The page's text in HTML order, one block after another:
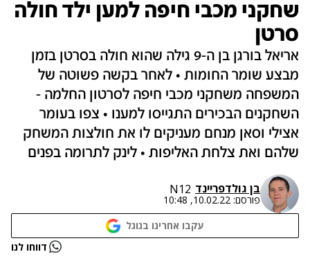
שחקני מכבי חיפה למען ילד חולה
סרטן
אריאל בורגן בן ה-9 גילה שהוא חולה בסרטן בזמן
מבצע שומר החומות • לאחר בקשה פשוטה של
המשפחה משחקני מכבי חיפה לסרטון החלמה -
השחקנים הבכירים התגייסו למענו • צפו בעומר
אצילי וסאן מנחם מעניקים לו את חולצות המשחק
שלהם ואת צלחת האליפות • לינק לתרומה בפנים
בן גולדפריינד N12
פורסם: 10.02.22, 10:48
עקבו אחרינו בגוגל
נתקלנו בבעיה דווחו לנו